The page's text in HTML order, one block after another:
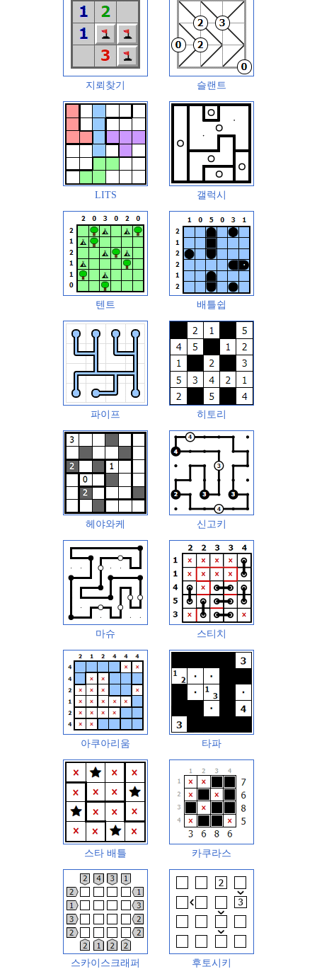
지뢰찾기 슬랜트
LITS 갤럭시
텐트 배틀쉽
파이프 히토리
헤야와케 신고키
마슈 스티치
아쿠아리움 타파
스타 배틀 카쿠라스
스카이스크래퍼 후토시키